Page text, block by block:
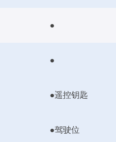
●
●
●遥控钥匙
●驾驶位